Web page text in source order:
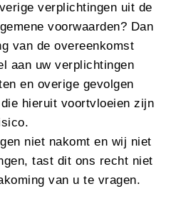
verplichtingen uit de
voorwaarden? Dan
van de overeenkomst
aan uw verplichtingen
en overige gevolgen
hieruit voortvloeien zijn
niet nakomt en wij niet
tast dit ons recht niet
van u te vragen.